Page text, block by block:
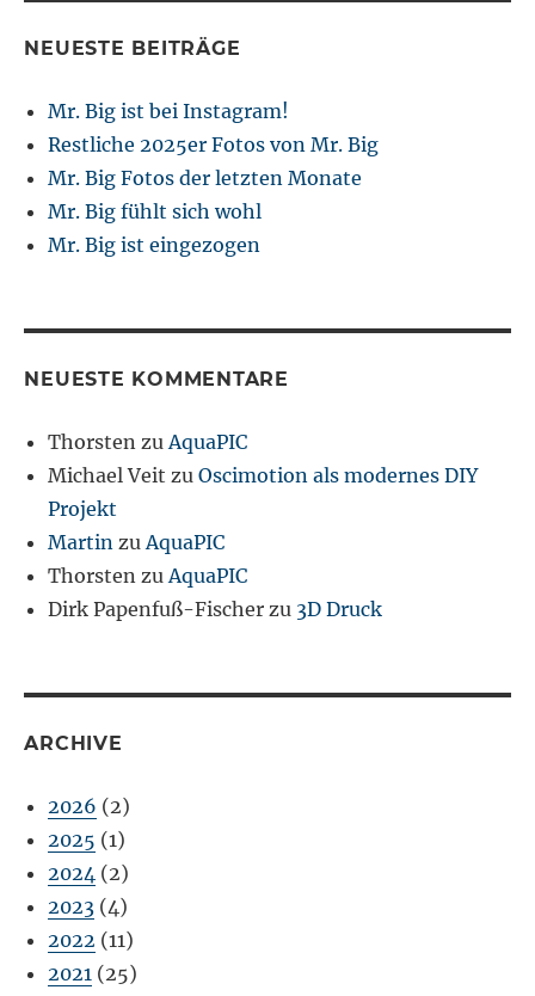
NEUESTE BEITRÄGE
Mr. Big ist bei Instagram!
Restliche 2025er Fotos von Mr. Big
Mr. Big Fotos der letzten Monate
Mr. Big fühlt sich wohl
Mr. Big ist eingezogen
NEUESTE KOMMENTARE
Thorsten zuAquaPIC
Michael Veit zuOscimotion als modernes DIY
Projekt
Martin zuAquaPIC
Thorsten zuAquaPIC
Dirk Papenfuß-Fischer zu 3D Druck
ARCHIVE
2026 (2)
2025 (1)
2024 (2)
2023 (4)
2022 (11)
2021 (25)